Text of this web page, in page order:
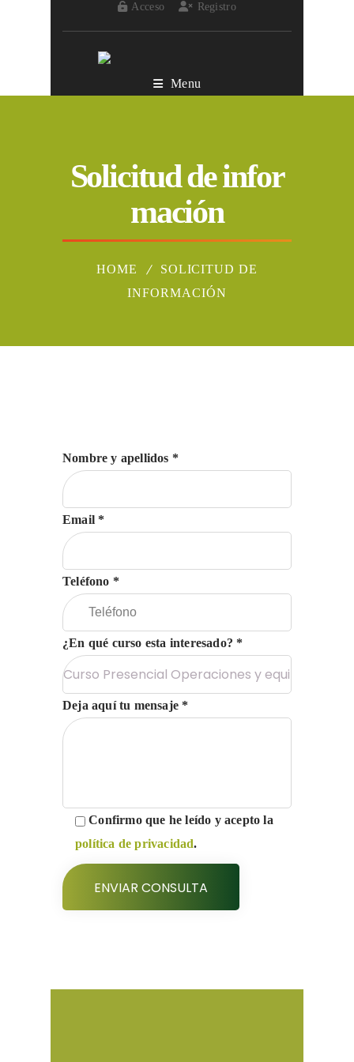
Acceso Registro
Menu
Solicitud de infor
mación
HOME
SOLICITUD DE
INFORMACIÓN
Nombre y apellidos *
Email *
Teléfono *
¿En qué curso esta interesado? *
Deja aquí tu mensaje *
Confirmo que he leído y acepto la
política de privacidad.